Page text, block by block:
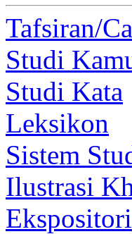
Tafsiran/
Studi
Studi Kata
Leksikon
Sistem
Ilustrasi
Ekspositori